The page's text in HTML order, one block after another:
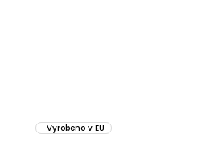
Vyrobeno v EU